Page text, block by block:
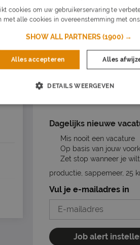
Vacature acties
Dagelijks nieuwe
Mis nooit een vacature
Op basis van jouw
Zet stop wanneer je wilt
productie, sappemeer, 25
Vul je e-mailadres in
Job alert
cookies om uw gebruikerservaring te
met alle cookies in overeenstemming met
SHOW ALL PARTNERS (1900) →
Alles accepteren Alles
DETAILS WEERGEVEN